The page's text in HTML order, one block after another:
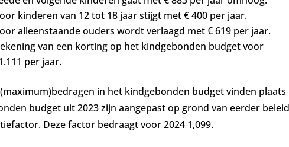
kinderen van 12 tot 18 jaar stijgt met € 400 per jaar.
alleenstaande ouders wordt verlaagd met € 619 per jaar.
van een korting op het kindgebonden budget voor
per jaar.
in het kindgebonden budget vinden plaats
budget uit 2023 zijn aangepast op grond van eerder
Deze factor bedraagt voor 2024 1,099.